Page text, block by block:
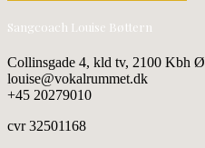
Sangcoach Louise Bøttern
Collinsgade 4, kld tv, 2100 Kbh Ø
louise@vokalrummet.dk
+45 20279010
cvr 32501168